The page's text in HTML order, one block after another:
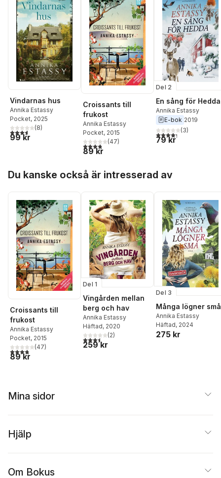
Vindarnas hus
Annika Estassy
Pocket, 2025
3,6utav 5 stjärnor. Totalt antal röster:
(8)
99 kr
Croissants till
frukost
Annika Estassy
Pocket, 2015
3,8utav 5 stjärnor. Totalt antal röster:
(47)
89 kr
Del 2
En sång för Hedda
Annika Estassy
E-bok 2019
4,3utav 5 stjärnor.
(3)
79 kr
Du kanske också är intresserad av
Croissants till
frukost
Annika Estassy
Pocket, 2015
3,8utav 5 stjärnor. Totalt antal röster:
(47)
89 kr
Del 1
Vingården mellan
berg och hav
Annika Estassy
Häftad, 2020
3,5utav 5 stjärnor. Totalt antal röster:
(2)
259 kr
Del 3
Många lögner små
Annika Estassy
Häftad, 2024
275 kr
Mina sidor
Hjälp
Om Bokus